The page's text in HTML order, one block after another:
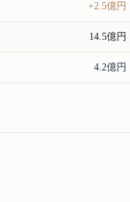
+2.5億円
14.5億円
4.2億円